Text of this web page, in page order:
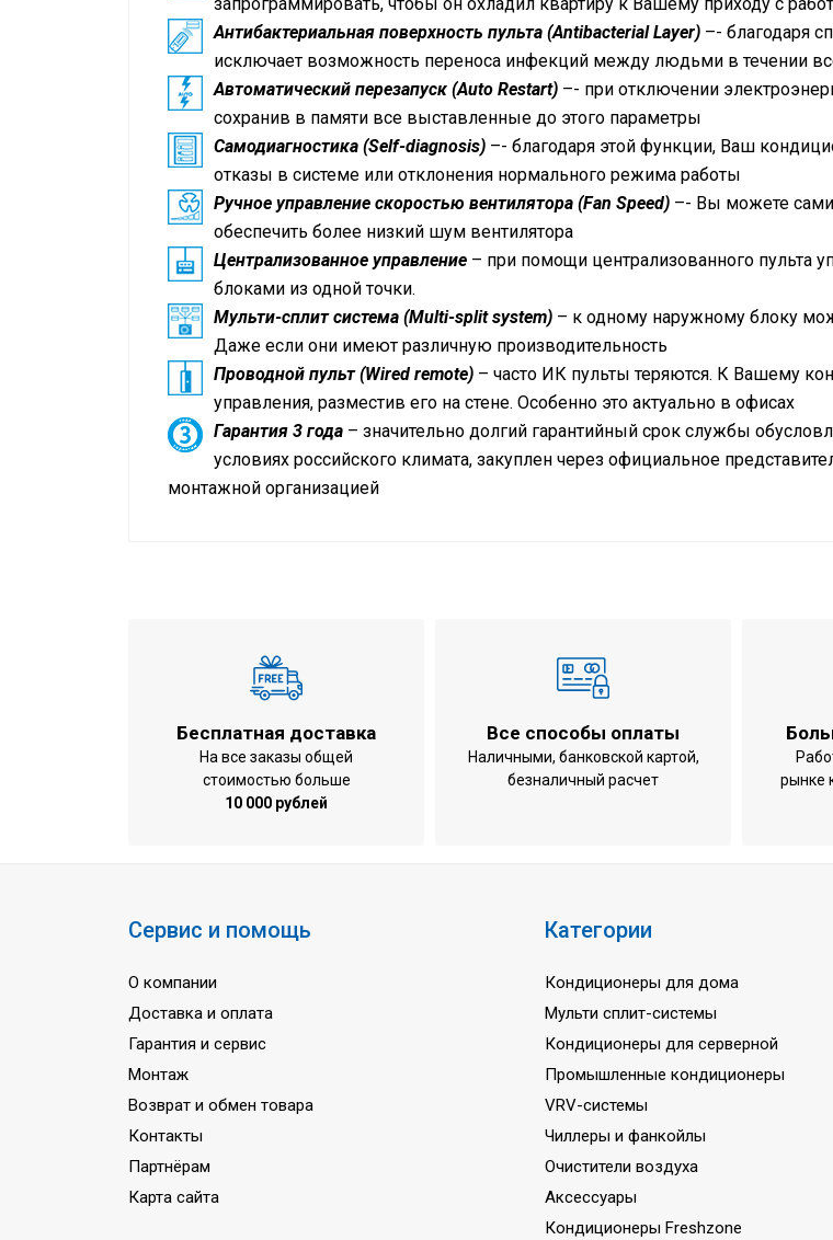
Антибактериальная поверхность пульта (Antibacterial Layer) –- благодаря
исключает возможность переноса инфекций между людьми в течении
Автоматический перезапуск (Auto Restart) –- при отключении
сохранив в памяти все выставленные до этого параметры
Самодиагностика (Self-diagnosis) –- благодаря этой функции, Ваш
отказы в системе или отклонения нормального режима работы
Ручное управление скоростью вентилятора (Fan Speed) –- Вы можете сами
обеспечить более низкий шум вентилятора
Централизованное управление – при помощи централизованного пульта
блоками из одной точки.
Мульти-сплит система (Multi-split system) – к одному наружному блоку
Даже если они имеют различную производительность
Проводной пульт (Wired remote) – часто ИК пульты теряются. К Вашему
управления, разместив его на стене. Особенно это актуально в офисах
Гарантия 3 года – значительно долгий гарантийный срок службы
условиях российского климата, закуплен через официальное
монтажной организацией
Воздухообмен при охлаждении
Габариты внутреннего блока (ВхШхГ)
Вес внутреннего блока
Минимальный уровень шума внутреннего блока:27 дБ
Марка хладагента
Минимальная рабочая температура на охлаждение
Минимальная рабочая температура на обогрев
Напряжение питания
Частота тока
Гарантия
Бесплатная доставка
На все заказы общей
стоимостью больше
10 000 рублей
Все способы оплаты
Наличными, банковской картой,
безналичный расчет
рынке
Сервис и помощь
О компании
Доставка и оплата
Гарантия и сервис
Монтаж
Возврат и обмен товара
Контакты
Партнёрам
Карта сайта
Категории
Кондиционеры для дома
Мульти сплит-системы
Кондиционеры для серверной
Промышленные кондиционеры
VRV-системы
Чиллеры и фанкойлы
Очистители воздуха
Аксессуары
Кондиционеры Freshzone